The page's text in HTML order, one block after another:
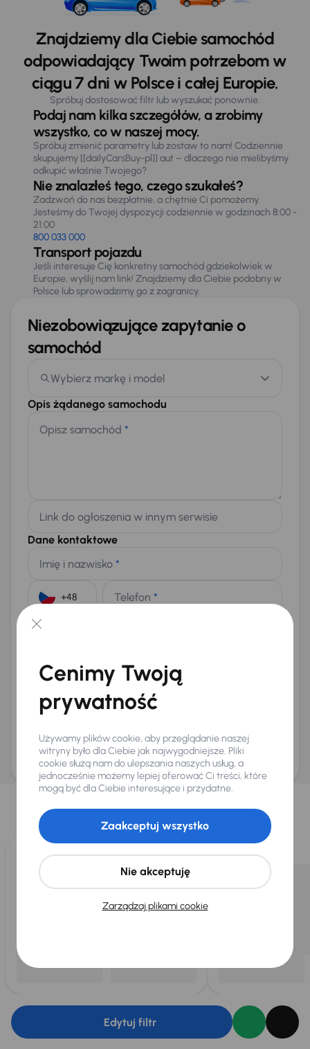
Znajdziemy dla Ciebie samochód
odpowiadający Twoim potrzebom w
ciągu 7 dni w Polsce i całej Europie.
Spróbuj dostosować filtr lub wyszukać ponownie.
Podaj nam kilka szczegółów, a zrobimy
wszystko, co w naszej mocy.
Spróbuj zmienić parametry lub zostaw to nam! Codziennie
skupujemy [[dailyCarsBuy-pl]] aut – dlaczego nie mielibyśmy
odkupić właśnie Twojego?
Nie znalazłeś tego, czego szukałeś?
Zadzwoń do nas bezpłatnie, a chętnie Ci pomożemy.
Jesteśmy do Twojej dyspozycji codziennie w godzinach 8:00 -
21:00
800 033 000
Transport pojazdu
Jeśli interesuje Cię konkretny samochód gdziekolwiek w
Europie, wyślij nam link! Znajdziemy dla Ciebie podobny w
Polsce lub sprowadzimy go z zagranicy.
Niezobowiązujące zapytanie o
samochód
Wybierz markę i model
Opis żądanego samochodu
Opisz samochód *
Link do ogłoszenia w innym serwisie
Dane kontaktowe
Imię i nazwisko *
Telefon *
E-mail
Na e-mail(opcjonalnie)
Na numer telefonu (opcjonalnie)
Wyślij zapytanie
ani zagwarantowaną dostępnością pojazdu. AURES Holdings a.s., z siedzibą
Dopraváků 874/15, Čimice, 184 00 Praga 8, będzie przechowywać i przetwarzać
Twoje dane osobowe zgodnie z zasadami ochrony i przetwarzaniadanych
osobowych.
Wybraliśmy dla Ciebie
Wybieramy dla Ciebie
z naszej oferty. Kupimy
dla Ciebiedo 400 pojazdówkażdego dnia.
Edytuj filtr
Cenimy Twoją
prywatność
Używamy plików cookie, aby przeglądanie naszej
witryny było dla Ciebie jak najwygodniejsze. Pliki
cookie służą nam do ulepszania naszych usług, a
jednocześnie możemy lepiej oferować Ci treści, które
mogą być dla Ciebie interesujące i przydatne.
Zarządzaj plikami cookie
Nie akceptuję
Zaakceptuj wszystko